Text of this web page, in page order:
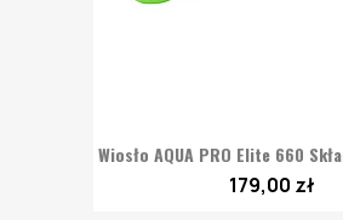
Wiosło AQUA PRO Elite 660
179,00 zł